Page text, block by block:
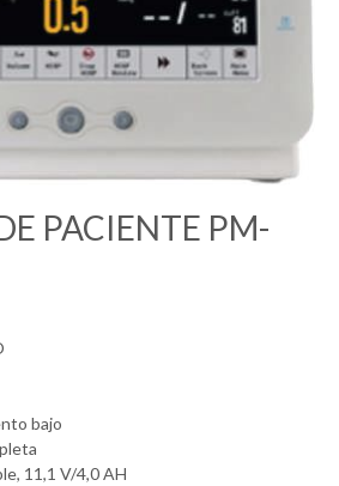
PACIENTE PM-
bajo
11,1 V/4,0 AH